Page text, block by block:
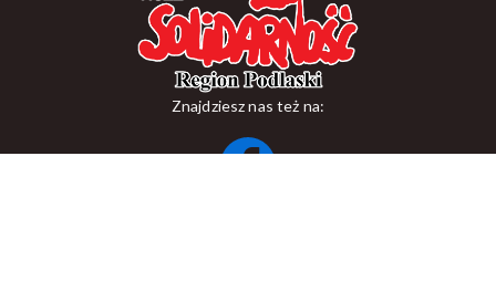
Znajdziesz nas też na: